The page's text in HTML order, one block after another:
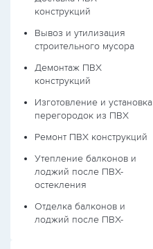
конструкций
Вывоз и утилизация
строительного мусора
Демонтаж ПВХ
конструкций
Изготовление и установка
перегородок из ПВХ
Ремонт ПВХ конструкций
Утепление балконов и
лоджий после ПВХ-
остекления
Отделка балконов и
лоджий после ПВХ-